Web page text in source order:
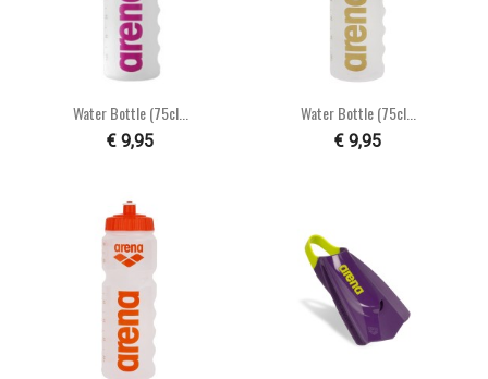
Water Bottle (75cl...
€ 9,95
Water Bottle (75cl...
€ 9,95